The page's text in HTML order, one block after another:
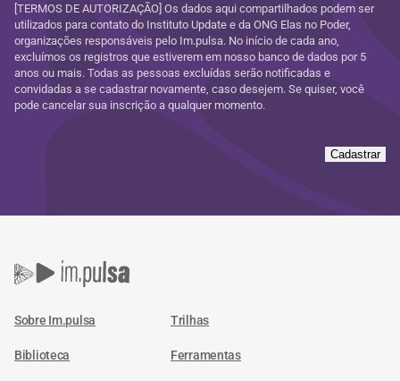
[TERMOS DE AUTORIZAÇÃO] Os dados aqui compartilhados podem ser
utilizados para contato do Instituto Update e da ONG Elas no Poder,
organizações responsáveis pelo Im.pulsa. No início de cada ano,
excluímos os registros que estiverem em nosso banco de dados por 5
anos ou mais. Todas as pessoas excluídas serão notificadas e
convidadas a se cadastrar novamente, caso desejem. Se quiser, você
pode cancelar sua inscrição a qualquer momento.
Cadastrar
Sobre Im.pulsa Trilhas
Biblioteca Ferramentas